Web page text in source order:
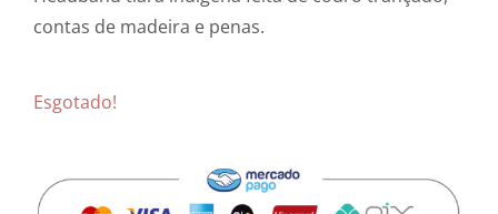
contas de madeira e penas.
Esgotado!